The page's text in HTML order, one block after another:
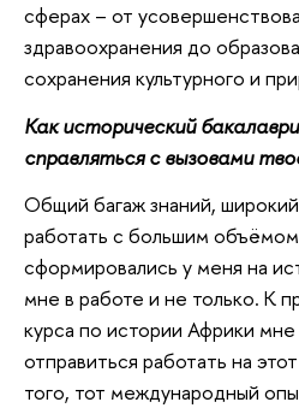
сферах – от
здравоохранения до
сохранения культурного и
Как исторический
справляться с вызовами
Общий багаж знаний,
работать с большим
сформировались у меня на
мне в работе и не только. К
курса по истории Африки
отправиться работать на
того, тот международный